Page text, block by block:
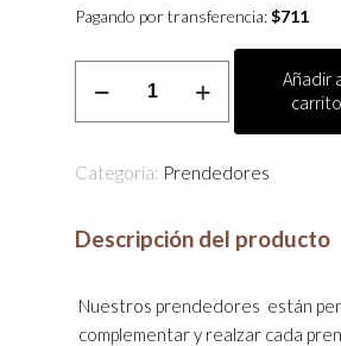
Pagando por transferencia:$711
Añadir
carrito
Categoría: Prendedores
Descripción del producto
Nuestros prendedores están
complementar y realzar cada